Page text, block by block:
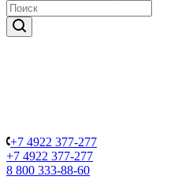
+7 4922 377-277
+7 4922 377-277
8 800 333-88-60